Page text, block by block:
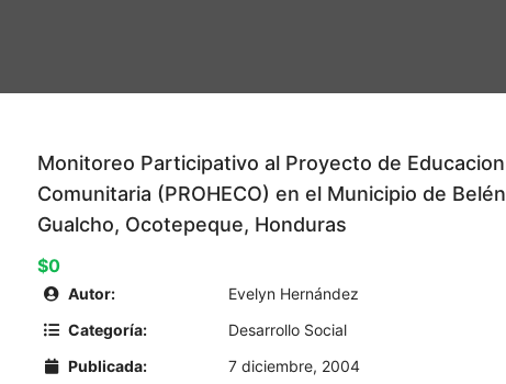
Monitoreo Participativo al Proyecto de Educacion
Comunitaria (PROHECO) en el Municipio de Belén
Gualcho, Ocotepeque, Honduras
$0
Autor:
Evelyn Hernández
Categoría:
Desarrollo Social
Publicada:
7 diciembre, 2004